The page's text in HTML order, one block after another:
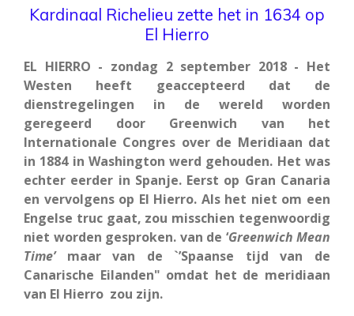
Kardinaal Richelieu zette het in 1634 op
El Hierro
EL HIERRO - zondag 2 september 2018 - Het
Westen heeft geaccepteerd dat de
dienstregelingen in de wereld worden
geregeerd door Greenwich van het
Internationale Congres over de Meridiaan dat
in 1884 in Washington werd gehouden. Het was
echter eerder in Spanje. Eerst op Gran Canaria
en vervolgens op El Hierro. Als het niet om een
Engelse truc gaat, zou misschien tegenwoordig
niet worden gesproken. van de ‘Greenwich Mean
Time’maar van de `’Spaanse tijd van de
Canarische Eilanden" omdat het de meridiaan
van El Hierro zou zijn.